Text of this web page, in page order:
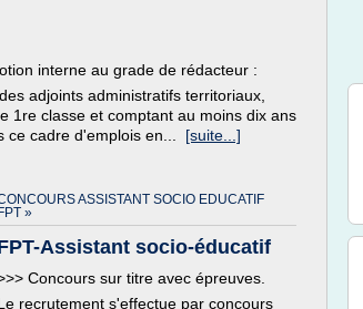
interne au grade de rédacteur :
adjoints administratifs territoriaux,
1re classe et comptant au moins dix ans
ce cadre d'emplois en... [suite...]
ASSISTANT SOCIO EDUCATIF
FPT »
Assistant socio-éducatif
Concours sur titre avec épreuves.
recrutement s'effectue par concours